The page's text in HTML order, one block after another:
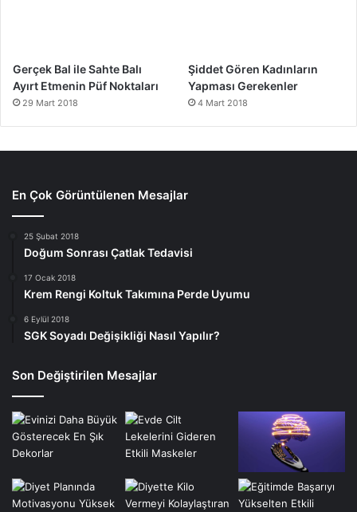
Gerçek Bal ile Sahte Balı
Ayırt Etmenin Püf Noktaları
29 Mart 2018
Şiddet Gören Kadınların
Yapması Gerekenler
4 Mart 2018
En Çok Görüntülenen Mesajlar
25 Şubat 2018
Doğum Sonrası Çatlak Tedavisi
17 Ocak 2018
Krem Rengi Koltuk Takımına Perde Uyumu
6 Eylül 2018
SGK Soyadı Değişikliği Nasıl Yapılır?
Son Değiştirilen Mesajlar